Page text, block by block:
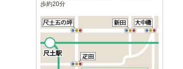
歩約20分